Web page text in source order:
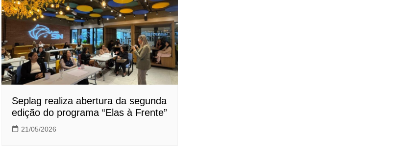
Seplag realiza abertura da segunda
edição do programa “Elas à Frente”
21/05/2026